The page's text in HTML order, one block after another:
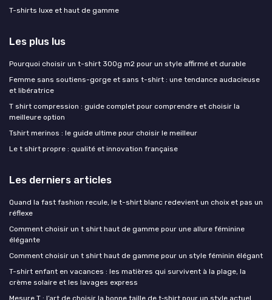
T-shirts luxe et haut de gamme
Les plus lus
Pourquoi choisir un t-shirt 300g m2 pour un style affirmé et durable
Femme sans soutiens-gorge et sans t-shirt : une tendance audacieuse
et libératrice
T shirt compression : guide complet pour comprendre et choisir la
meilleure option
Tshirt merinos : le guide ultime pour choisir le meilleur
Le t shirt propre : qualité et innovation française
Les derniers articles
Quand la fast fashion recule, le t-shirt blanc redevient un choix et pas un
réflexe
Comment choisir un t shirt haut de gamme pour une allure féminine
élégante
Comment choisir un t shirt haut de gamme pour un style féminin élégant
T-shirt enfant en vacances : les matières qui survivent à la plage, la
crème solaire et les lavages express